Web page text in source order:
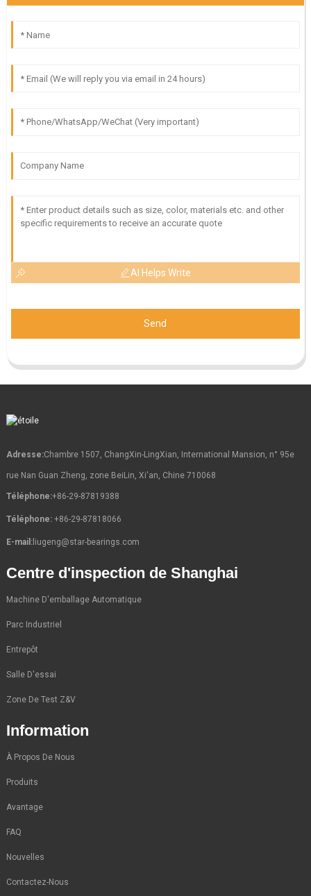
AI Helps Write
Send
Adresse:Chambre 1507, ChangXin-LingXian, International Mansion, n° 95e
rue Nan Guan Zheng, zone BeiLin, Xi'an, Chine 710068
Téléphone:+86-29-87819388
Téléphone: +86-29-87818066
E-mail:liugeng@star-bearings.com
Centre d'inspection de Shanghai
Machine D'emballage Automatique
Parc Industriel
Entrepôt
Salle D'essai
Zone De Test Z&V
Information
À Propos De Nous
Produits
Avantage
FAQ
Nouvelles
Contactez-Nous